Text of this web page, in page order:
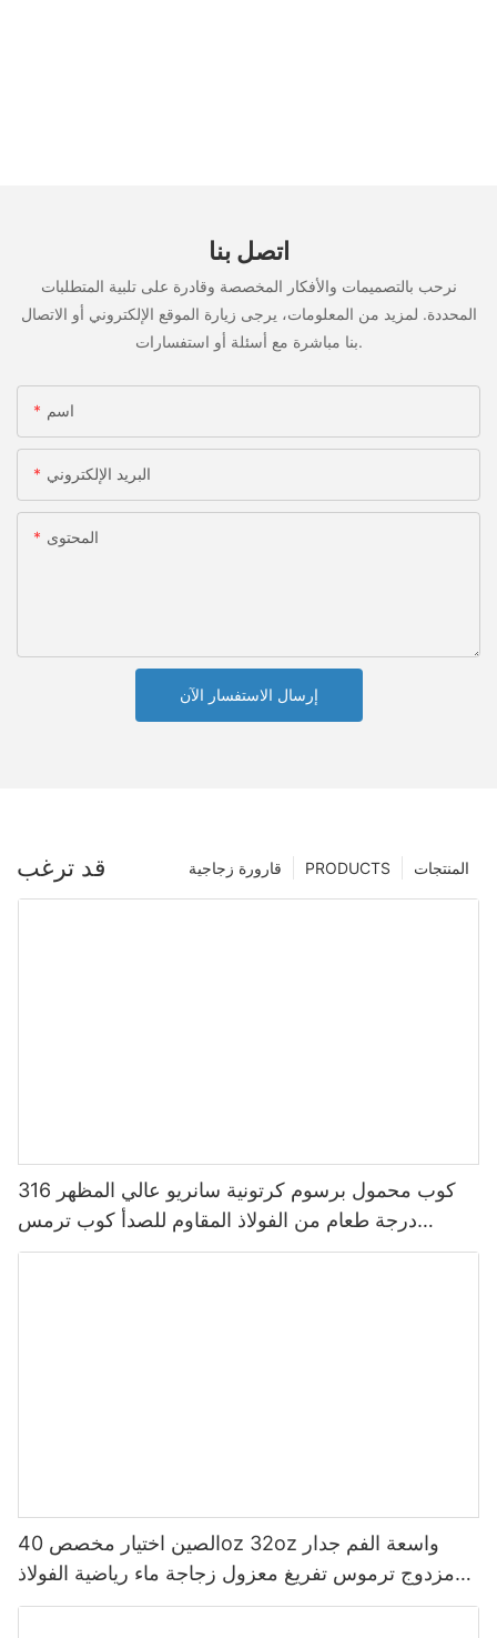
اتصل بنا
نرحب بالتصميمات والأفكار المخصصة وقادرة على تلبية المتطلبات
المحددة. لمزيد من المعلومات، يرجى زيارة الموقع الإلكتروني أو الاتصال
بنا مباشرة مع أسئلة أو استفسارات.
اسم
البريد الإلكتروني
المحتوى
إرسال الاستفسار الآن
قد ترغب المنتجات PRODUCTS قارورة زجاجية
كوب محمول برسوم كرتونية سانريو عالي المظهر 316
درجة طعام من الفولاذ المقاوم للصدأ كوب ترمس
للأطفال
الصين اختيار مخصص 40oz 32oz واسعة الفم جدار
مزدوج ترموس تفريغ معزول زجاجة ماء رياضية الفولاذ
المقاوم للصدأ مع غطاء صنبور